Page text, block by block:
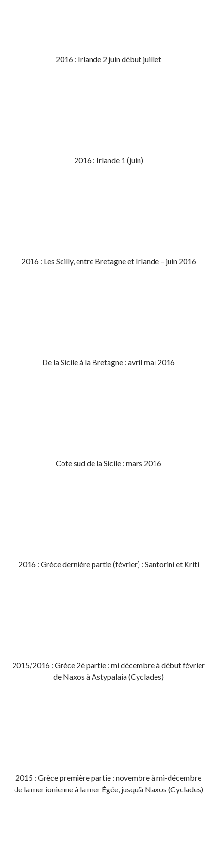
2016 : Irlande 2 juin début juillet
2016 : Irlande 1 (juin)
2016 : Les Scilly, entre Bretagne et Irlande – juin 2016
De la Sicile à la Bretagne : avril mai 2016
Cote sud de la Sicile : mars 2016
2016 : Grèce dernière partie (février) : Santorini et Kriti
2015/2016 : Grèce 2è partie : mi décembre à début février
de Naxos à Astypalaia (Cyclades)
2015 : Grèce première partie : novembre à mi-décembre
de la mer ionienne à la mer Égée, jusqu’à Naxos (Cyclades)